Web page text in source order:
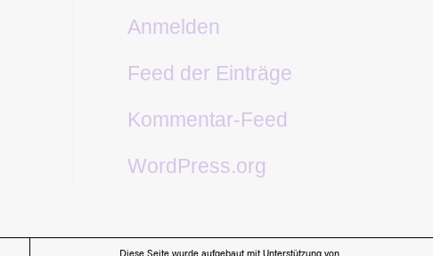
Anmelden
Feed der Einträge
Kommentar-Feed
WordPress.org
Diese Seite wurde aufgebaut mit Unterstützung von